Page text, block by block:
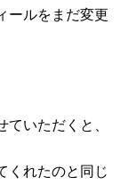
ールをまだ変更
いただくと、
くれたのと同じ